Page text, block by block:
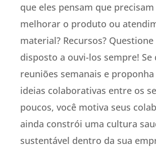
que eles pensam que
melhorar o produto ou
material? Recursos? Questione
disposto a ouvi-los sempre! Se
reuniões semanais e
ideias colaborativas entre os
poucos, você motiva seus
ainda constrói uma cultura
sustentável dentro da sua